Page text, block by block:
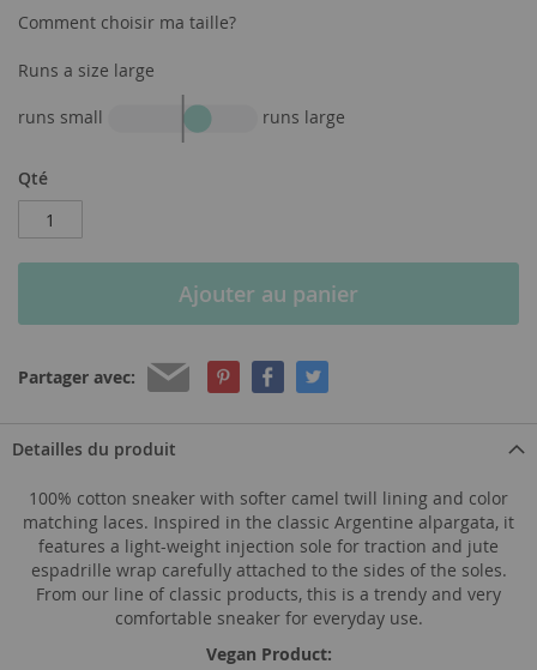
Comment choisir ma taille?
Runs a size large
runs small runs large
Qté
Ajouter au panier
Partager avec:
Detailles du produit
100% cotton sneaker with softer camel twill lining and color
matching laces. Inspired in the classic Argentine alpargata, it
features a light-weight injection sole for traction and jute
espadrille wrap carefully attached to the sides of the soles.
From our line of classic products, this is a trendy and very
comfortable sneaker for everyday use.
Vegan Product: